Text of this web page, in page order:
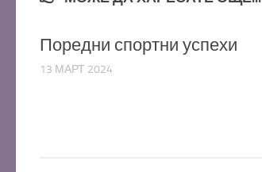
Поредни спортни успехи
13 МАРТ 2024